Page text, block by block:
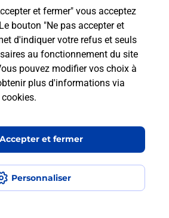
et fermer" vous acceptez
bouton "Ne pas accepter et
d'indiquer votre refus et seuls
au fonctionnement du site
pouvez modifier vos choix à
plus d'informations via
.
Personnaliser
Accepter et fermer
NICE
NICE WILSON
conforme